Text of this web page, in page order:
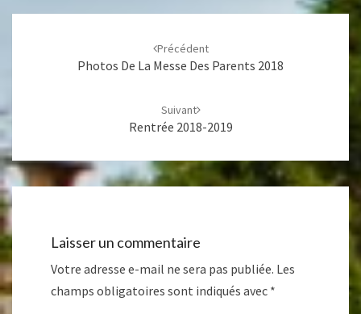
Précédent
Photos De La Messe Des Parents 2018
Suivant
Rentrée 2018-2019
Laisser un commentaire
Votre adresse e-mail ne sera pas publiée. Les
champs obligatoires sont indiqués avec *